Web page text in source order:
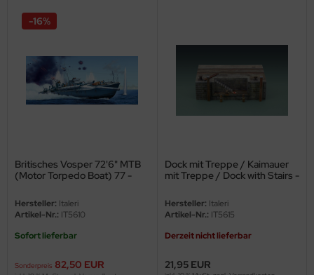
Britisches Vosper 72'6" MTB
(Motor Torpedo Boat) 77 -
Hersteller: Italeri
Artikel-Nr.: IT5610
Sofort lieferbar
Sonderpreis 82,50 EUR
-16%
Dock mit Treppe / Kaimauer
mit Treppe / Dock with Stairs -
Hersteller: Italeri
Artikel-Nr.: IT5615
Derzeit nicht lieferbar
21,95 EUR
Beemax
Hobby
Hobbies
Lights
Model